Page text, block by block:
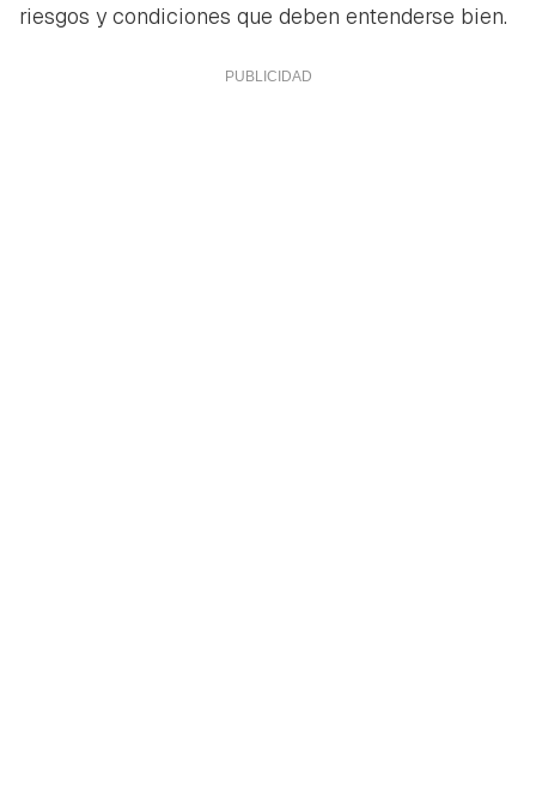
riesgos y condiciones que deben entenderse bien.